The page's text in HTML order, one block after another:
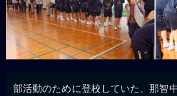
部活動のために登校していた、那智